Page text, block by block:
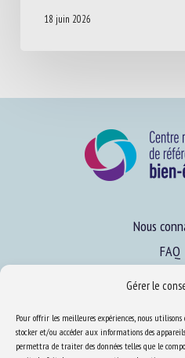
Gérer le
Pour offrir les meilleures expériences, nous utilisons
stocker et/ou accéder aux informations des
permettra de traiter des données telles que le
18 juin 2026
Nous
FAQ
S’informer